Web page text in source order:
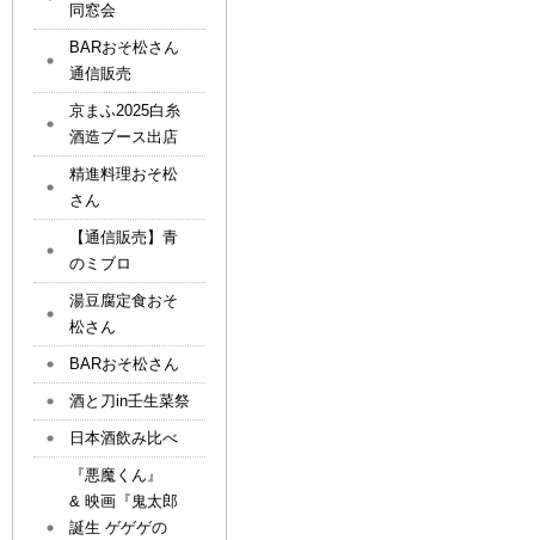
同窓会
BARおそ松さん
通信販売
京まふ2025白糸
酒造ブース出店
精進料理おそ松
さん
【通信販売】青
のミブロ
湯豆腐定食おそ
松さん
BARおそ松さん
酒と刀in壬生菜祭
日本酒飲み比べ
『悪魔くん』
& 映画『鬼太郎
誕生 ゲゲゲの